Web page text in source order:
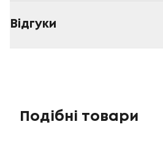
Відгуки
Подібні товари